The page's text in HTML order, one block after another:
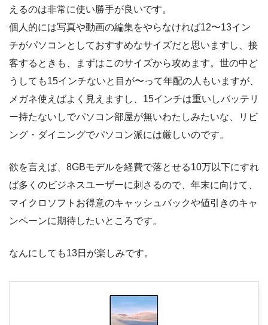
えるのは非常に使い勝手が良いです。
個人的には写真や動画の編集をやらなければ12〜13イン
チがパソコンとしておすすめなサイズだと思いますし、接
客するときも、まずはこのサイズから攻めます。世の中ど
うしても15インチないと目が〜って年配の人もいますが、
メガネ使えばよく見えますし、15インチは重いしバッテリ
ー持たないしでパソコン部屋が無いわたしみたいな、リビ
ング・ダイニングでパソコン派には厳しいのです。
欲を言えば、8GBモデルを経費で落とせる10万以下にすれ
ば多くのビジネスユーザーに刺さるので、年末に向けて、
マイクロソフトお得意のキャッシュバックや値引きのキャ
ンペーンに期待したいところです。
なんにしても13日が楽しみです。